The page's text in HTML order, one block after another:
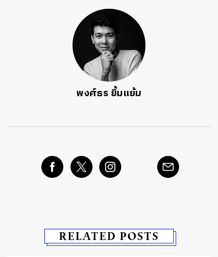
พงศ์ธร ยิ้มแย้ม
RELATED POSTS